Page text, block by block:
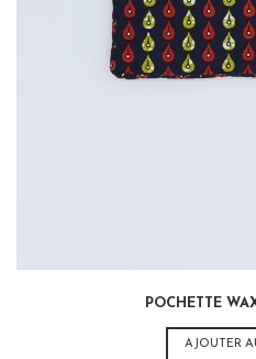
POCHETTE
AJOUTER